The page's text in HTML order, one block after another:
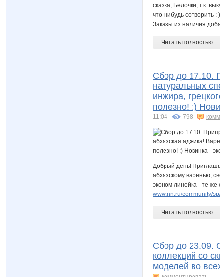
сказка, Белочки, т.к.
что-нибудь сотворить :
Заказы из наличия
Читать полностью
Сбор до 17.10.
натуральных
инжира,
полезно! :)
11:04 798
Добрый день!
абхазскому варенью,
эконом линейка - те же
www.nn.ru/community/
Читать полностью
Сбор до 23.09.
коллекций со
моделей во